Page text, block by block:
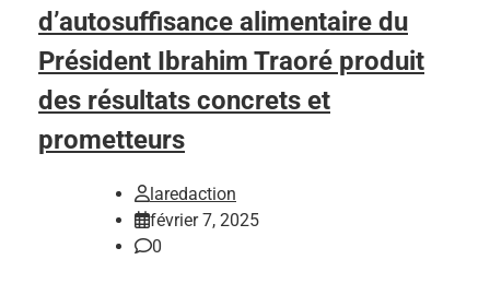
d’autosuffisance alimentaire du
Président Ibrahim Traoré produit
des résultats concrets et
prometteurs
laredaction
février 7, 2025
0